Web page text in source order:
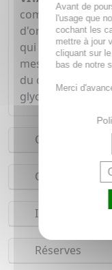
complément
d'orange
qui contribue à
mesures
du chrome qui
glycémie normale.
Conseils
Composition
Indications
Réserves
Avant de
l'usage que
cochant les
mettre à jour
cliquant sur
bas de notre
Merci